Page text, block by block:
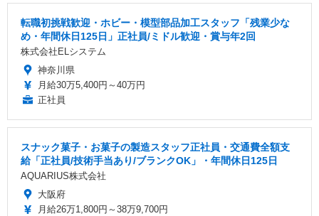
転職初挑戦歓迎・ホビー・模型部品加工スタッフ「残業少な
め・年間休日125日」正社員/ミドル歓迎・賞与年2回
株式会社ELシステム
神奈川県
月給30万5,400円～40万円
正社員
スナック菓子・お菓子の製造スタッフ正社員・交通費全額支
給「正社員/技術手当あり/ブランクOK」・年間休日125日
AQUARIUS株式会社
大阪府
月給26万1,800円～38万9,700円